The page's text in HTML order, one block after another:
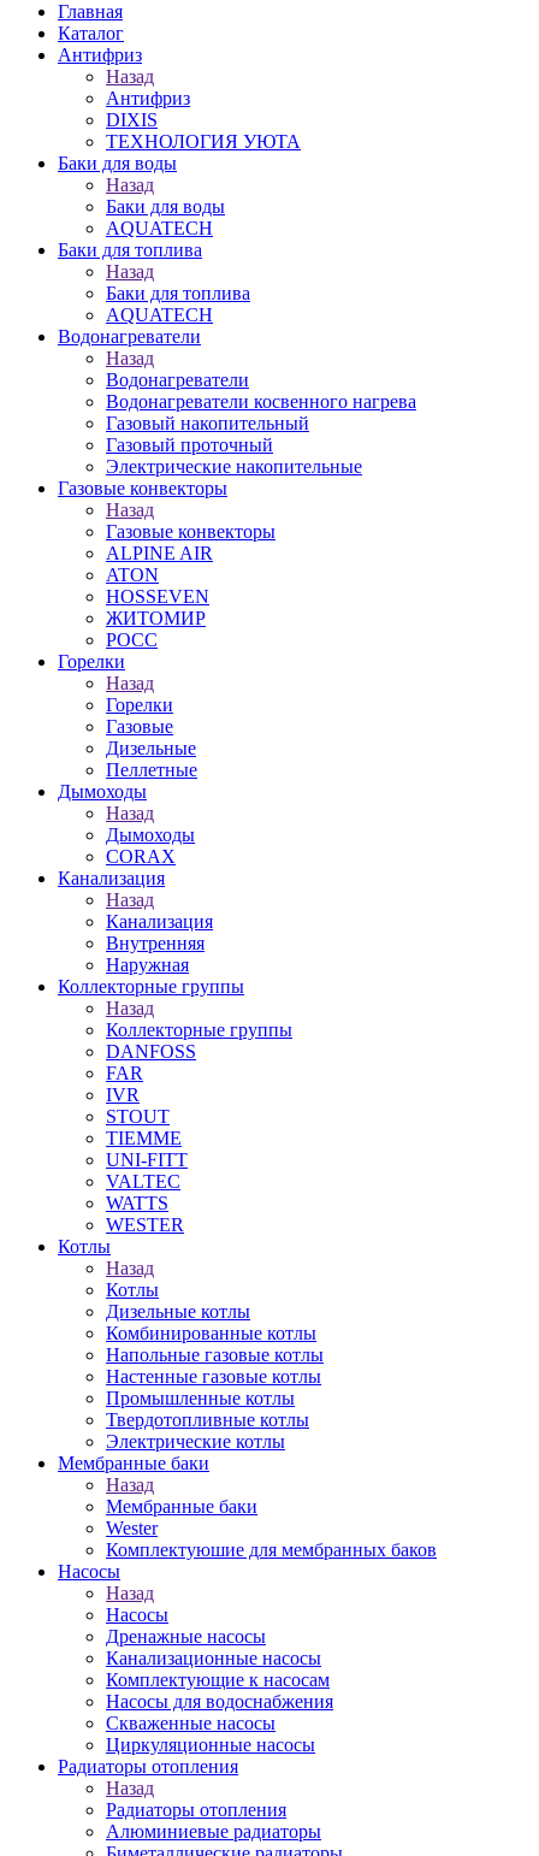
Главная
Каталог
Антифриз
Назад
Антифриз
DIXIS
ТЕХНОЛОГИЯ УЮТА
Баки для воды
Назад
Баки для воды
AQUATECH
Баки для топлива
Назад
Баки для топлива
AQUATECH
Водонагреватели
Назад
Водонагреватели
Водонагреватели косвенного нагрева
Газовый накопительный
Газовый проточный
Электрические накопительные
Газовые конвекторы
Назад
Газовые конвекторы
ALPINE AIR
ATON
HOSSEVEN
ЖИТОМИР
РОСС
Горелки
Назад
Горелки
Газовые
Дизельные
Пеллетные
Дымоходы
Назад
Дымоходы
CORAX
Канализация
Назад
Канализация
Внутренняя
Наружная
Коллекторные группы
Назад
Коллекторные группы
DANFOSS
FAR
IVR
STOUT
TIEMME
UNI-FITT
VALTEC
WATTS
WESTER
Котлы
Назад
Котлы
Дизельные котлы
Комбинированные котлы
Напольные газовые котлы
Настенные газовые котлы
Промышленные котлы
Твердотопливные котлы
Электрические котлы
Мембранные баки
Назад
Мембранные баки
Wester
Комплектуюшие для мембранных баков
Насосы
Назад
Насосы
Дренажные насосы
Канализационные насосы
Комплектующие к насосам
Насосы для водоснабжения
Скваженные насосы
Циркуляционные насосы
Радиаторы отопления
Назад
Радиаторы отопления
Алюминиевые радиаторы